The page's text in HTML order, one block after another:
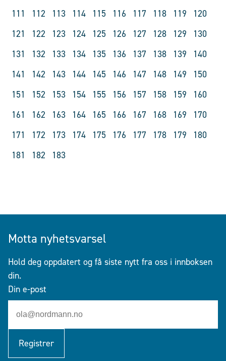
111
112 113 114 115 116 117 118 119
120
121
122 123 124 125 126 127 128 129
130
131
132 133 134 135 136 137 138 139
140
141
142 143 144 145 146 147 148 149
150
151
152 153 154 155 156 157 158 159
160
161
162 163 164 165 166 167 168 169
170
171
172 173 174 175 176 177 178 179
180
181
182 183
Motta nyhetsvarsel
Hold deg oppdatert og få siste nytt fra oss i innboksen
din.
Din e-post
Registrer